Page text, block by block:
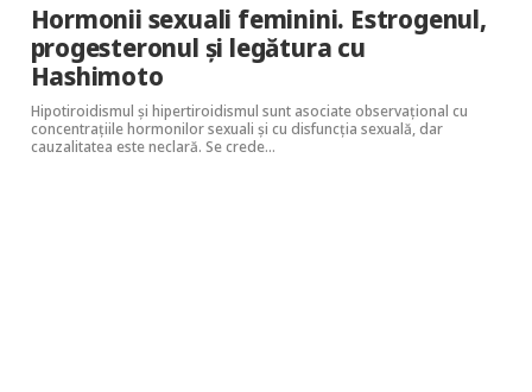
Hormonii sexuali feminini. Estrogenul,
progesteronul și legătura cu
Hashimoto
Hipotiroidismul și hipertiroidismul sunt asociate observațional cu
concentrațiile hormonilor sexuali și cu disfuncția sexuală, dar
cauzalitatea este neclară. Se crede…